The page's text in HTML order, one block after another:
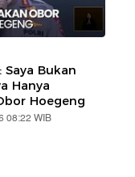
Saya Bukan
Hanya
Hoegeng
08:22 WIB